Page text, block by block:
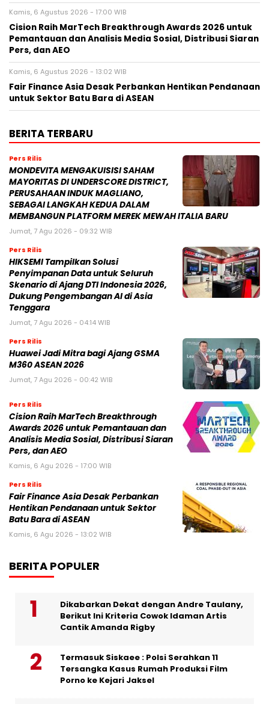
Kamis, 6 Agustus 2026 - 17:00 WIB
Cision Raih MarTech Breakthrough Awards 2026 untuk
Pemantauan dan Analisis Media Sosial, Distribusi Siaran
Pers, dan AEO
Kamis, 6 Agustus 2026 - 13:02 WIB
Fair Finance Asia Desak Perbankan Hentikan Pendanaan
untuk Sektor Batu Bara di ASEAN
BERITA TERBARU
Pers Rilis
MONDEVITA MENGAKUISISI SAHAM
MAYORITAS DI UNDERSCORE DISTRICT,
PERUSAHAAN INDUK MAGLIANO,
SEBAGAI LANGKAH KEDUA DALAM
MEMBANGUN PLATFORM MEREK MEWAH ITALIA BARU
Jumat, 7 Agu 2026 - 09:32 WIB
Pers Rilis
HIKSEMI Tampilkan Solusi
Penyimpanan Data untuk Seluruh
Skenario di Ajang DTI Indonesia 2026,
Dukung Pengembangan AI di Asia
Tenggara
Jumat, 7 Agu 2026 - 04:14 WIB
Pers Rilis
Huawei Jadi Mitra bagi Ajang GSMA
M360 ASEAN 2026
Jumat, 7 Agu 2026 - 00:42 WIB
Pers Rilis
Cision Raih MarTech Breakthrough
Awards 2026 untuk Pemantauan dan
Analisis Media Sosial, Distribusi Siaran
Pers, dan AEO
Kamis, 6 Agu 2026 - 17:00 WIB
Pers Rilis
Fair Finance Asia Desak Perbankan
Hentikan Pendanaan untuk Sektor
Batu Bara di ASEAN
Kamis, 6 Agu 2026 - 13:02 WIB
BERITA POPULER
Dikabarkan Dekat dengan Andre Taulany,
Berikut Ini Kriteria Cowok Idaman Artis
Cantik Amanda Rigby
Termasuk Siskaee : Polsi Serahkan 11
Tersangka Kasus Rumah Produksi Film
Porno ke Kejari Jaksel